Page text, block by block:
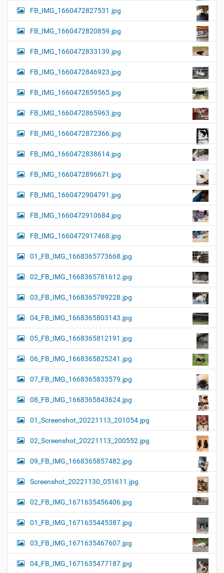
FB_IMG_1660472827531.jpg
FB_IMG_1660472820859.jpg
FB_IMG_1660472833139.jpg
FB_IMG_1660472846923.jpg
FB_IMG_1660472859565.jpg
FB_IMG_1660472865963.jpg
FB_IMG_1660472872366.jpg
FB_IMG_1660472838614.jpg
FB_IMG_1660472896671.jpg
FB_IMG_1660472904791.jpg
FB_IMG_1660472910684.jpg
FB_IMG_1660472917468.jpg
01_FB_IMG_1668365773668.jpg
02_FB_IMG_1668365781612.jpg
03_FB_IMG_1668365789228.jpg
04_FB_IMG_1668365803143.jpg
05_FB_IMG_1668365812191.jpg
06_FB_IMG_1668365825241.jpg
07_FB_IMG_1668365833579.jpg
08_FB_IMG_1668365843624.jpg
01_Screenshot_20221113_201054.jpg
02_Screenshot_20221113_200552.jpg
09_FB_IMG_1668365857482.jpg
Screenshot_20221130_051611.jpg
02_FB_IMG_1671635456406.jpg
01_FB_IMG_1671635445387.jpg
03_FB_IMG_1671635467607.jpg
04_FB_IMG_1671635477187.jpg